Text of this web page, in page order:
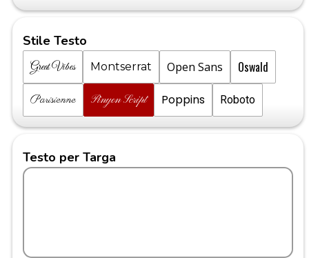
Stile Testo
Great Vibes Montserrat Open Sans Oswald
Parisienne Pinyon Script Poppins Roboto
Testo per Targa